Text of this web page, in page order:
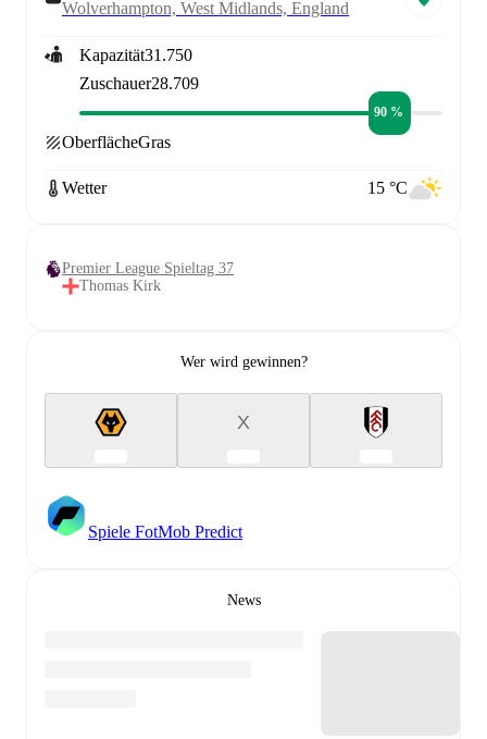
Wolverhampton, West Midlands, England
Kapazität31.750
Zuschauer28.709
90 %
OberflächeGras
Wetter 15 °C
Premier League Spieltag 37
Thomas Kirk
Wer wird gewinnen?
X
Spiele FotMob Predict
News